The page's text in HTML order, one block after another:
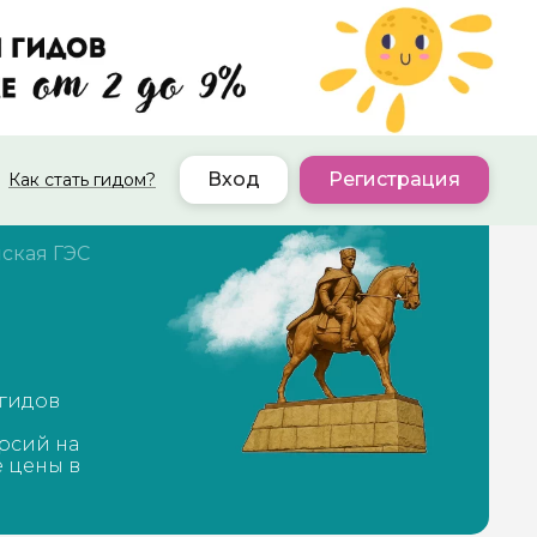
Как стать гидом? Вход Регистрация
ГЭС
на
цены в